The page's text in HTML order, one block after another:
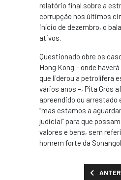
relatório final sobre a
corrupção nos últimos
início de dezembro, o
ativos.
Questionado obre os
Hong Kong – onde
que liderou a petrolífera
vários anos –, Pita Grós
apreendido ou arrestado
“mas estamos a
judicial” para que
valores e bens, sem
homem forte da
ARTIGO